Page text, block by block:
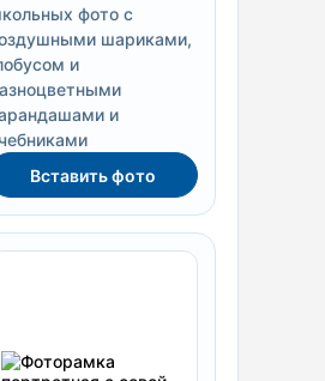
фото с
шариками,
и
и
Вставить фото